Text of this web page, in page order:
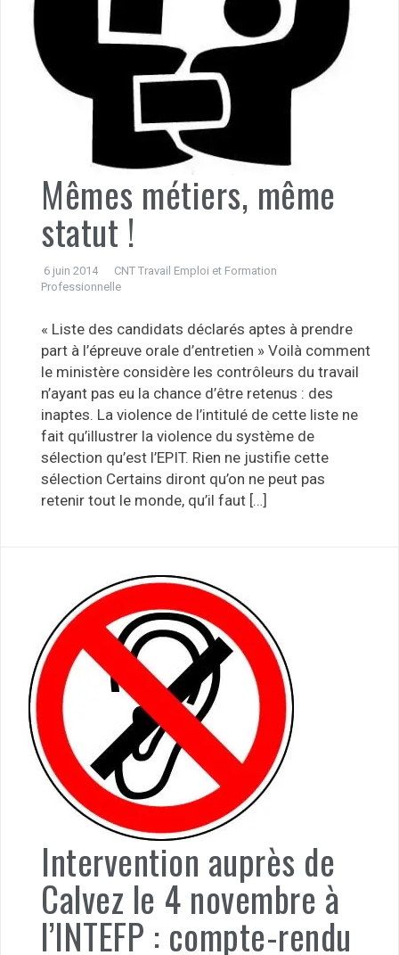
Mêmes métiers, même
statut !
6 juin 2014
CNT Travail Emploi et Formation
Professionnelle
« Liste des candidats déclarés aptes à prendre
part à l’épreuve orale d’entretien » Voilà comment
le ministère considère les contrôleurs du travail
n’ayant pas eu la chance d’être retenus : des
inaptes. La violence de l’intitulé de cette liste ne
fait qu’illustrer la violence du système de
sélection qu’est l’EPIT. Rien ne justifie cette
sélection Certains diront qu’on ne peut pas
retenir tout le monde, qu’il faut […]
Intervention auprès de
Calvez le 4 novembre à
l’INTEFP : compte-rendu